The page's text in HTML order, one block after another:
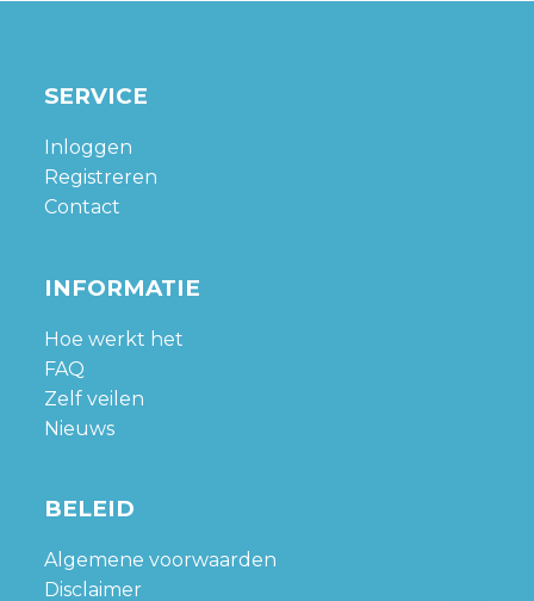
SERVICE
Inloggen
Registreren
Contact
INFORMATIE
Hoe werkt het
FAQ
Zelf veilen
Nieuws
BELEID
Algemene voorwaarden
Disclaimer